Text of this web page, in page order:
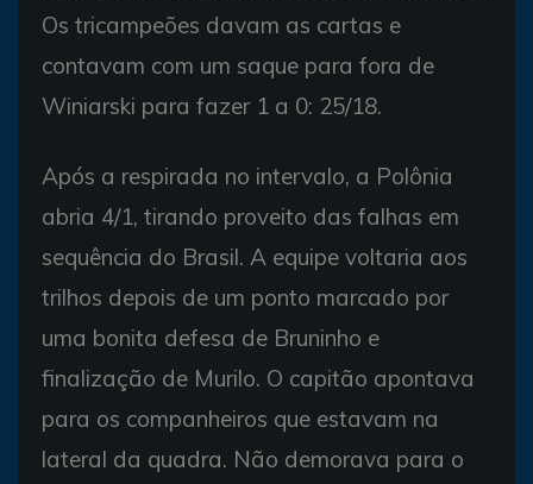
Os tricampeões davam as cartas e
contavam com um saque para fora de
Winiarski para fazer 1 a 0: 25/18.
Após a respirada no intervalo, a Polônia
abria 4/1, tirando proveito das falhas em
sequência do Brasil. A equipe voltaria aos
trilhos depois de um ponto marcado por
uma bonita defesa de Bruninho e
finalização de Murilo. O capitão apontava
para os companheiros que estavam na
lateral da quadra. Não demorava para o